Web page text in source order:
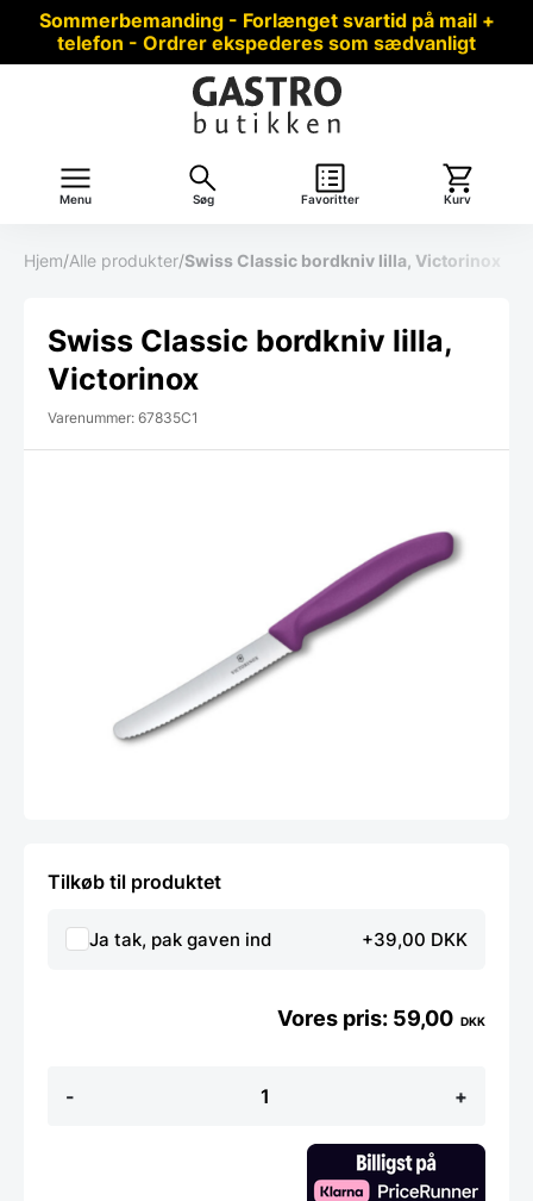
Sommerbemanding - Forlænget svartid på mail +
telefon - Ordrer ekspederes som sædvanligt
Menu Søg Favoritter Kurv
Hjem/Alle produkter/Swiss Classic bordkniv lilla, Victorinox
Swiss Classic bordkniv lilla,
Victorinox
Varenummer: 67835C1
Tilkøb til produktet
Ja tak, pak gaven ind +39,00 DKK
-
Classic
+
59,00 DKK